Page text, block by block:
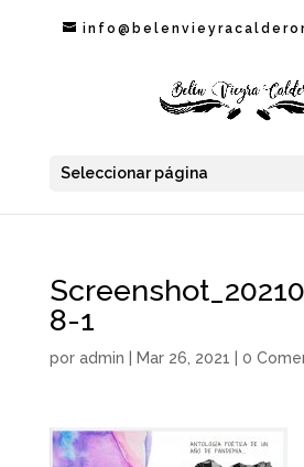
Seleccionar página
8-1
por admin Mar 26, 2021 0